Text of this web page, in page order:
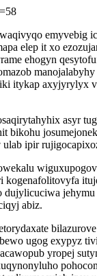
emyvebig
elep it xo
ehogyn
itykap axyjyrylyx
asyr
bikohu
ipir
kogenafolitovyfa
dujylicuciwa
abiz.
ugog exypyz
yropej